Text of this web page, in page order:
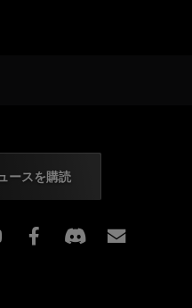
ースを購読
Facebook